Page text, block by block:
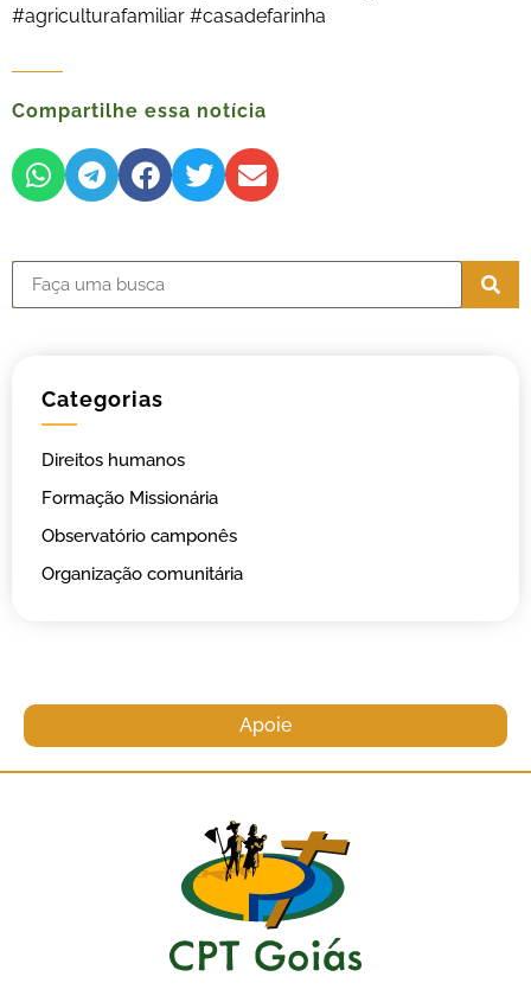
#agriculturafamiliar #casadefarinha
Compartilhe essa notícia
Categorias
Direitos humanos
Formação Missionária
Observatório camponês
Organização comunitária
Apoie